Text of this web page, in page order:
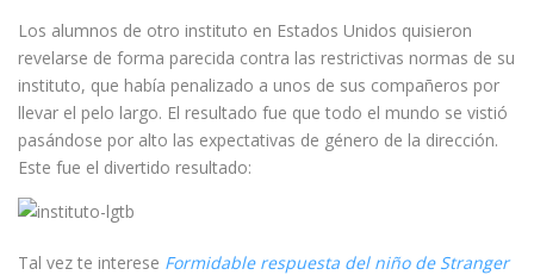
Los alumnos de otro instituto en Estados Unidos quisieron
revelarse de forma parecida contra las restrictivas normas de su
instituto, que había penalizado a unos de sus compañeros por
llevar el pelo largo. El resultado fue que todo el mundo se vistió
pasándose por alto las expectativas de género de la dirección.
Este fue el divertido resultado:
Tal vez te interese Formidable respuesta del niño de Stranger